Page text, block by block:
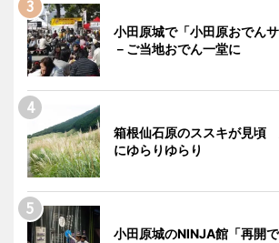
小田原城で「小田原おでん
－ご当地おでん一堂に
箱根仙石原のススキが見頃
にゆらりゆらり
小田原城のNINJA館「再開